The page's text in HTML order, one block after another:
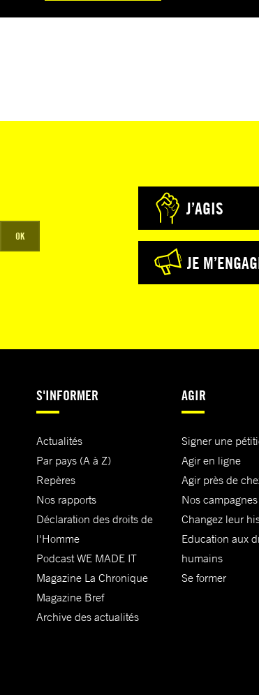
OK
J’AGIS
JE
S'INFORMER
Actualités
Par pays (A à Z)
Repères
Nos rapports
Déclaration des droits de
l'Homme
Podcast WE MADE IT
Magazine La Chronique
Magazine Bref
Archive des actualités
AGIR
Signer une
Agir en ligne
Agir près de
Nos campagnes
Changez leur
Education aux
humains
Se former